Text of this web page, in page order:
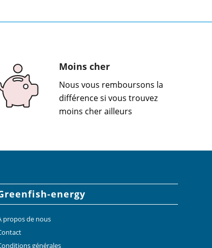
Moins cher
Nous vous remboursons la
différence si vous trouvez
moins cher ailleurs
energy
propos de nous
générales